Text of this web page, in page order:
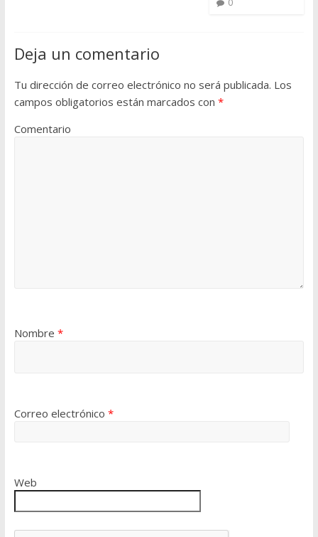
0
Deja un comentario
Tu dirección de correo electrónico no será publicada. Los
campos obligatorios están marcados con *
Comentario
Nombre *
Correo electrónico *
Web